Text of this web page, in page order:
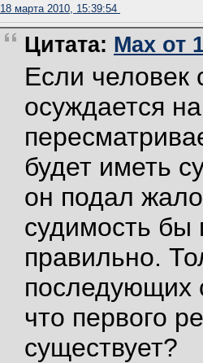
18 марта 2010, 15:39:54
Цитата: Max от
Если
осуждается
будет иметь
он подал
судимость бы
правильно.
последующих
что первого
существует?